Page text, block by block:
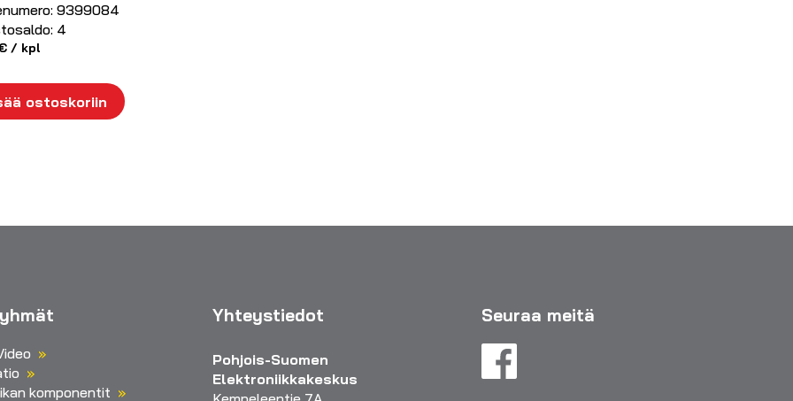
9399084
4
/ kpl
ostoskoriin
komponentit
Yhteystiedot
Pohjois-Suomen
Elektroniikkakeskus
Seuraa meitä